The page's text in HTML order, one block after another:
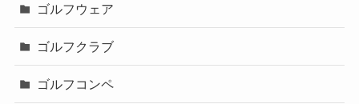
ゴルフウェア
ゴルフクラブ
ゴルフコンペ